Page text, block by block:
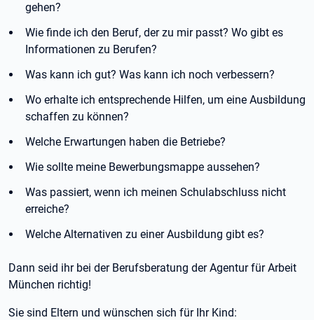
gehen?
Wie finde ich den Beruf, der zu mir passt? Wo gibt es
Informationen zu Berufen?
Was kann ich gut? Was kann ich noch verbessern?
Wo erhalte ich entsprechende Hilfen, um eine Ausbildung
schaffen zu können?
Welche Erwartungen haben die Betriebe?
Wie sollte meine Bewerbungsmappe aussehen?
Was passiert, wenn ich meinen Schulabschluss nicht
erreiche?
Welche Alternativen zu einer Ausbildung gibt es?
Dann seid ihr bei der Berufsberatung der Agentur für Arbeit
München richtig!
Sie sind Eltern und wünschen sich für Ihr Kind: